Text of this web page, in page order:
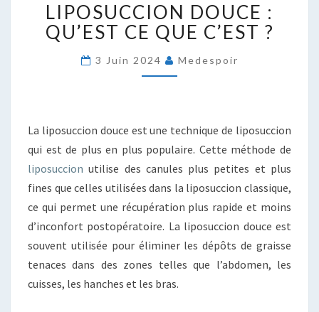
DOUCE
:
QU’EST
CE
QUE
LIPOSUCCION DOUCE :
QU’EST CE QUE C’EST ?
3 Juin 2024 Medespoir
La liposuccion douce est une technique de liposuccion
qui est de plus en plus populaire. Cette méthode de
liposuccion utilise des canules plus petites et plus
fines que celles utilisées dans la liposuccion classique,
ce qui permet une récupération plus rapide et moins
d’inconfort postopératoire. La liposuccion douce est
souvent utilisée pour éliminer les dépôts de graisse
tenaces dans des zones telles que l’abdomen, les
cuisses, les hanches et les bras.